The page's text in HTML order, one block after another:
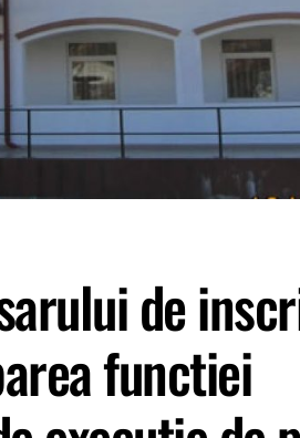
de
functiei